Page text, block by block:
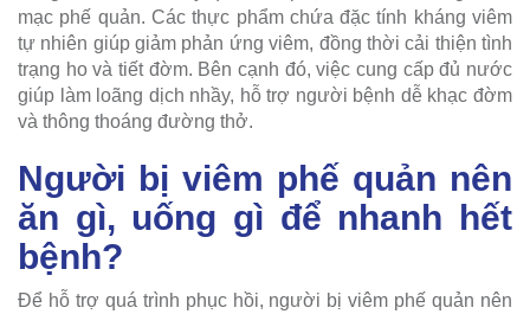
mạc phế quản. Các thực phẩm chứa đặc tính kháng viêm
tự nhiên giúp giảm phản ứng viêm, đồng thời cải thiện tình
trạng ho và tiết đờm. Bên cạnh đó, việc cung cấp đủ nước
giúp làm loãng dịch nhầy, hỗ trợ người bệnh dễ khạc đờm
và thông thoáng đường thở.
Người bị viêm phế quản nên
ăn gì, uống gì để nhanh hết
bệnh?
Để hỗ trợ quá trình phục hồi, người bị viêm phế quản nên